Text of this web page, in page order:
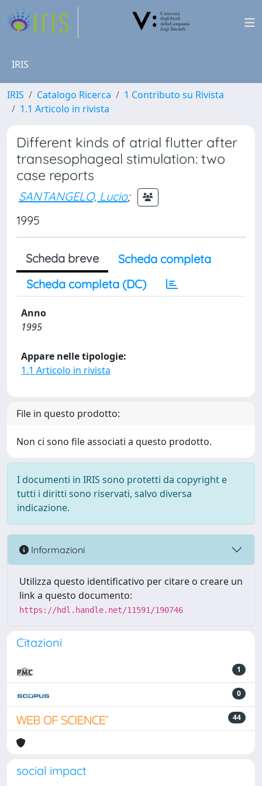
IRIS
IRIS Catalogo Ricerca
1 Contributo su Rivista
1.1 Articolo in rivista
Different kinds of atrial flutter after
transesophageal stimulation: two
case reports
SANTANGELO, Lucio;
1995
Scheda breve
Scheda completa
Scheda completa (DC)
Anno
1995
Appare nelle tipologie:
1.1 Articolo in rivista
File in questo prodotto:
Non ci sono file associati a questo prodotto.
I documenti in IRIS sono protetti da copyright e
tutti i diritti sono riservati, salvo diversa
indicazione.
Informazioni
Utilizza questo identificativo per citare o creare un
link a questo documento:
https://hdl.handle.net/11591/190746
Citazioni
1
0
44
social impact